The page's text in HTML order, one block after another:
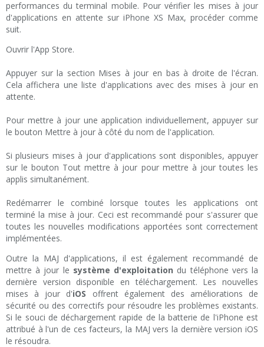
performances du terminal mobile. Pour vérifier les mises à jour
d'applications en attente sur iPhone XS Max, procéder comme
suit.
Ouvrir l'App Store.
Appuyer sur la section Mises à jour en bas à droite de l'écran.
Cela affichera une liste d'applications avec des mises à jour en
attente.
Pour mettre à jour une application individuellement, appuyer sur
le bouton Mettre à jour à côté du nom de l'application.
Si plusieurs mises à jour d'applications sont disponibles, appuyer
sur le bouton Tout mettre à jour pour mettre à jour toutes les
applis simultanément.
Redémarrer le combiné lorsque toutes les applications ont
terminé la mise à jour. Ceci est recommandé pour s'assurer que
toutes les nouvelles modifications apportées sont correctement
implémentées.
Outre la MAJ d'applications, il est également recommandé de
mettre à jour le système d'exploitation du téléphone vers la
dernière version disponible en téléchargement. Les nouvelles
mises à jour d'iOS offrent également des améliorations de
sécurité ou des correctifs pour résoudre les problèmes existants.
Si le souci de déchargement rapide de la batterie de l'iPhone est
attribué à l'un de ces facteurs, la MAJ vers la dernière version iOS
le résoudra.